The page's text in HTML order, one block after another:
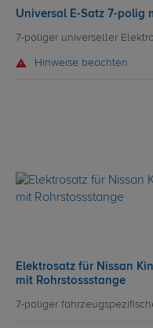
Universal E-Satz 7-polig
7-poliger universeller
Hinweise beachten
Elektrosatz für Nissan
mit Rohrstossstange
7-poliger